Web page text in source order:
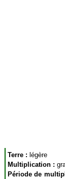
Terre : légère
Multiplication :
Période de